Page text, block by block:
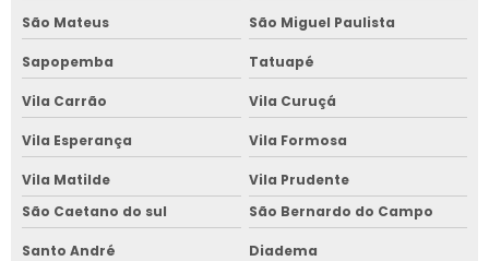
São Mateus São Miguel Paulista
Sapopemba Tatuapé
Vila Carrão Vila Curuçá
Vila Esperança Vila Formosa
Vila Matilde
Vila Prudente
São Caetano do sul
São Bernardo do Campo
Santo André Diadema